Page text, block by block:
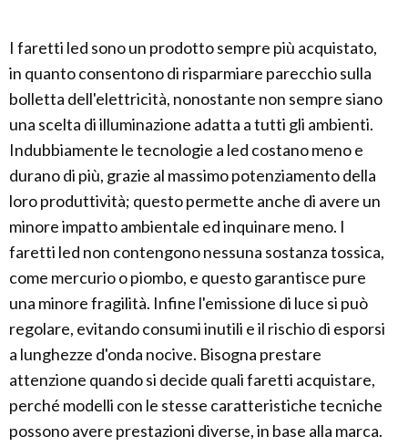
I faretti led sono un prodotto sempre più acquistato,
in quanto consentono di risparmiare parecchio sulla
bolletta dell'elettricità, nonostante non sempre siano
una scelta di illuminazione adatta a tutti gli ambienti.
Indubbiamente le tecnologie a led costano meno e
durano di più, grazie al massimo potenziamento della
loro produttività; questo permette anche di avere un
minore impatto ambientale ed inquinare meno. I
faretti led non contengono nessuna sostanza tossica,
come mercurio o piombo, e questo garantisce pure
una minore fragilità. Infine l'emissione di luce si può
regolare, evitando consumi inutili e il rischio di esporsi
a lunghezze d'onda nocive. Bisogna prestare
attenzione quando si decide quali faretti acquistare,
perché modelli con le stesse caratteristiche tecniche
possono avere prestazioni diverse, in base alla marca.